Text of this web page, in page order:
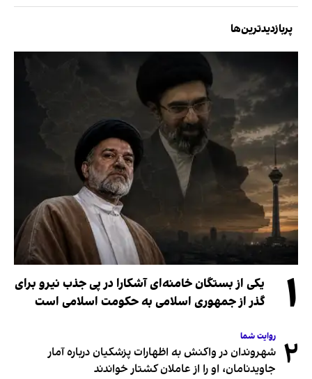
پربازدیدترین‌ها
۱
یکی از بستگان خامنه‌ای آشکارا در پی جذب نیرو برای
گذر از جمهوری اسلامی به حکومت اسلامی است
۲ روایت شما
شهروندان در واکنش به اظهارات پزشکیان درباره آمار
جاویدنامان، او را از عاملان کشتار خواندند